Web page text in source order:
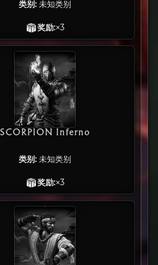
类别: 未知类别
奖励:×3
SCORPION Inferno
类别: 未知类别
奖励:×3